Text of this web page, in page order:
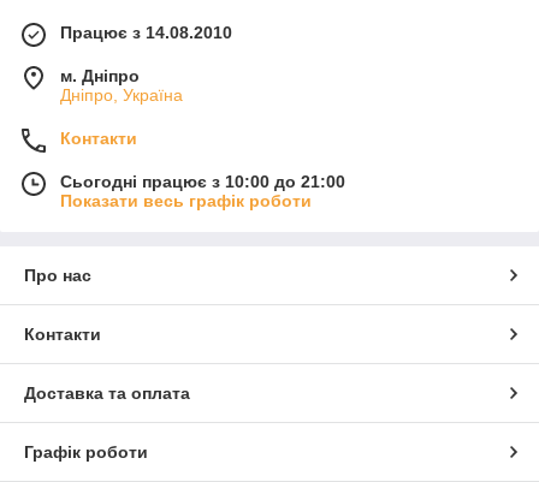
Працює з 14.08.2010
м. Дніпро
Дніпро, Україна
Контакти
Сьогодні працює з 10:00 до 21:00
Показати весь графік роботи
Про нас
Контакти
Доставка та оплата
Графік роботи